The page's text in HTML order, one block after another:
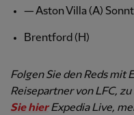
— Aston Villa (A)
Brentford (H)
Folgen Sie den Reds mit
Reisepartner von LFC,
Sie hierExpedia Live,